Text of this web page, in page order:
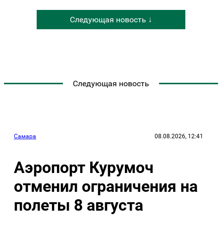
Следующая новость ↓
Следующая новость
Самара 08.08.2026, 12:41
Аэропорт Курумоч
отменил ограничения на
полеты 8 августа